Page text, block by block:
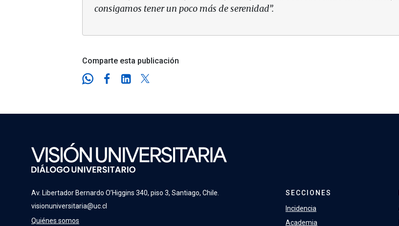
consigamos tener un poco más de serenidad”.
Comparte esta publicación
Av. Libertador Bernardo O’Higgins 340, piso 3, Santiago, Chile.
visionuniversitaria@uc.cl
Quiénes somos
SECCIONES
Incidencia
Academia